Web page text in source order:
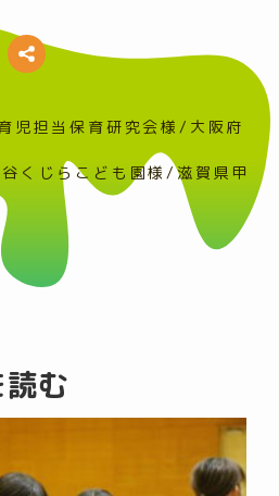
担当保育研究会様/大阪府
くじらこども園様/滋賀県甲
む